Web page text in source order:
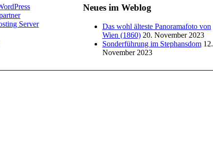
Neues im Weblog
Das wohl älteste Panoramafoto von
Wien (1860) 20. November 2023
Sonderführung im Stephansdom 12.
November 2023